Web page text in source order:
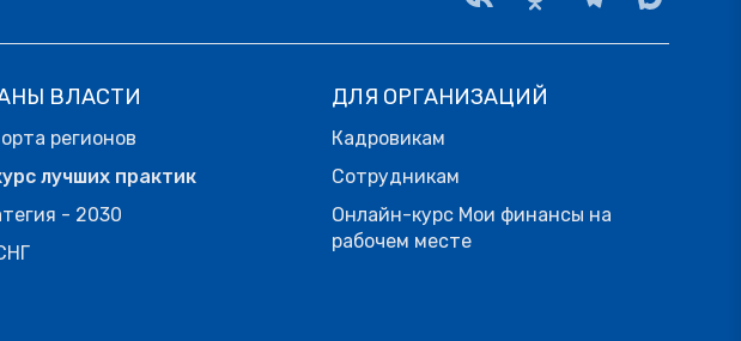
ВЛАСТИ
регионов
лучших практик
- 2030
ДЛЯ ОРГАНИЗАЦИЙ
Кадровикам
Сотрудникам
Онлайн-курс Мои финансы на
рабочем месте